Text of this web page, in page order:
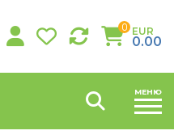
0 EUR
0.00
МЕНЮ